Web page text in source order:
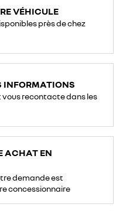
VÉHICULE
près de chez
INFORMATIONS
vous recontacte dans les
ACHAT EN
demande est
concessionnaire